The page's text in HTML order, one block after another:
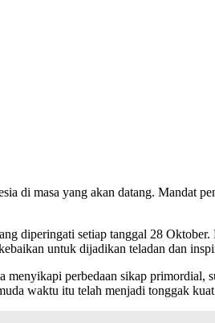
di masa yang akan datang. Mandat
diperingati setiap tanggal 28
untuk dijadikan teladan dan
perbedaan sikap primordial,
waktu itu telah menjadi tonggak